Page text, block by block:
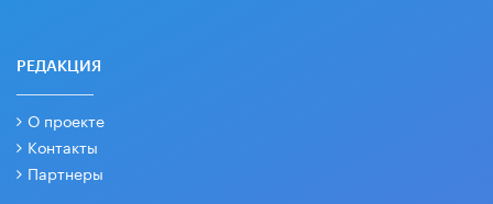
РЕДАКЦИЯ
О проекте
Контакты
Партнеры